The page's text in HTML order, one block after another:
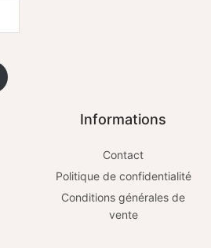
Informations
Contact
Politique de confidentialité
Conditions générales de
vente